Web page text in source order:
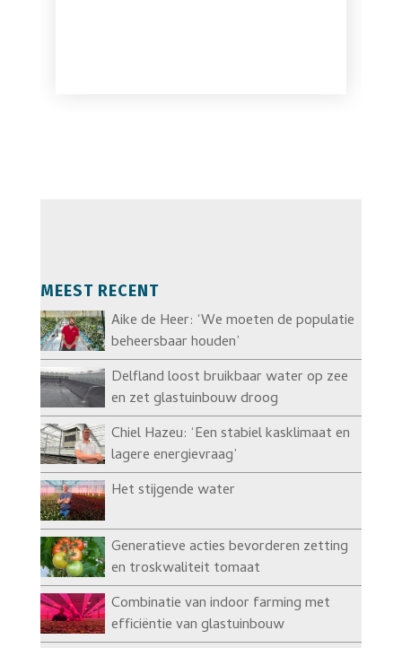
MEEST RECENT
Aike de Heer: ‘We moeten de populatie
beheersbaar houden’
Delfland loost bruikbaar water op zee
en zet glastuinbouw droog
Chiel Hazeu: ‘Een stabiel kasklimaat en
lagere energievraag’
Het stijgende water
Generatieve acties bevorderen zetting
en troskwaliteit tomaat
Combinatie van indoor farming met
efficiëntie van glastuinbouw